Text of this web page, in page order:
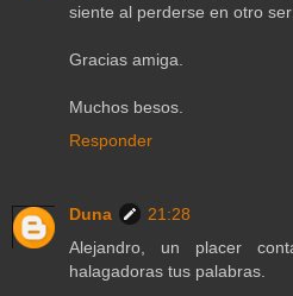
siente al perderse en otro
Gracias amiga.
Muchos besos.
Responder
Duna
21:28
Alejandro, un placer
halagadoras tus palabras.